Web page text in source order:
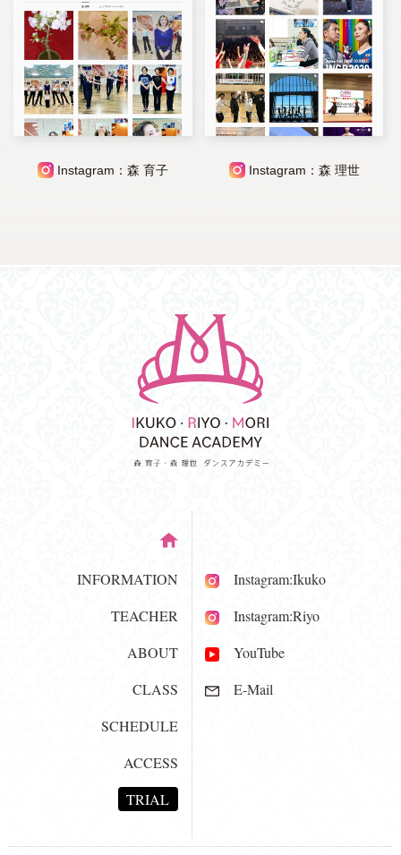
Instagram：森 育子 Instagram：森 理世
INFORMATION
TEACHER
ABOUT
CLASS
SCHEDULE
ACCESS
TRIAL
Instagram:Ikuko
Instagram:Riyo
YouTube
E-Mail